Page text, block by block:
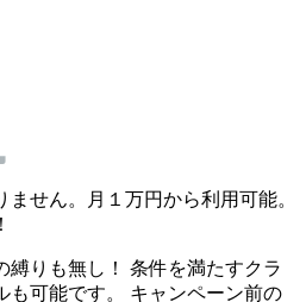
せん。月１万円から利用可能。
縛りも無し！ 条件を満たすクラ
も可能です。 キャンペーン前の